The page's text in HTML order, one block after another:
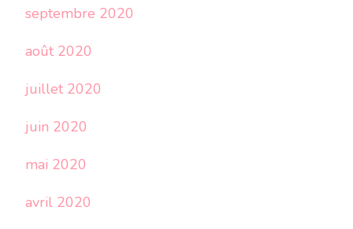
septembre 2020
août 2020
juillet 2020
juin 2020
mai 2020
avril 2020